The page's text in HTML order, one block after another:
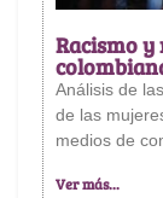
Racismo y
Análisis de
de las
medios de
Ver más...